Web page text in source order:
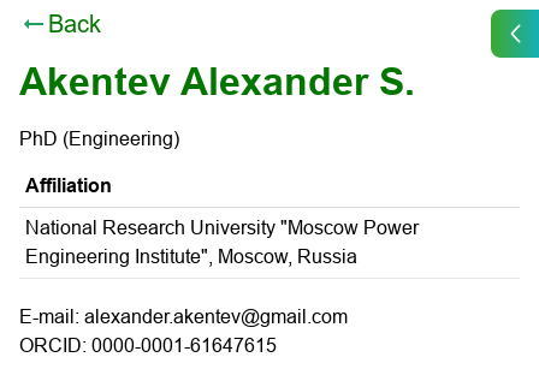
Back
Akentev Alexander S.
PhD (Engineering)
Affiliation
National Research University "Moscow Power
Engineering Institute", Moscow, Russia
E-mail: alexander.akentev@gmail.com
ORCID: 0000-0001-61647615